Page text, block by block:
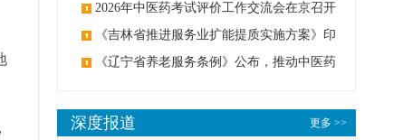
2026年中医药考试评价工作交流会在京召开
《吉林省推进服务业扩能提质实施方案》印
发：创建中医类国家医学中心
《辽宁省养老服务条例》公布，推动中医药
更多 >>
深度报道